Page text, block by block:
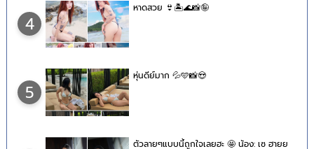
4
หาดสวย 👙🏝🌊📸🤪
5
หุ่นดีย์มาก 💦🩵📸😍
ตัวลายๆแบบนี้ถูกใจเลยฮะ 🤩 น้อง: เซ ฮายย